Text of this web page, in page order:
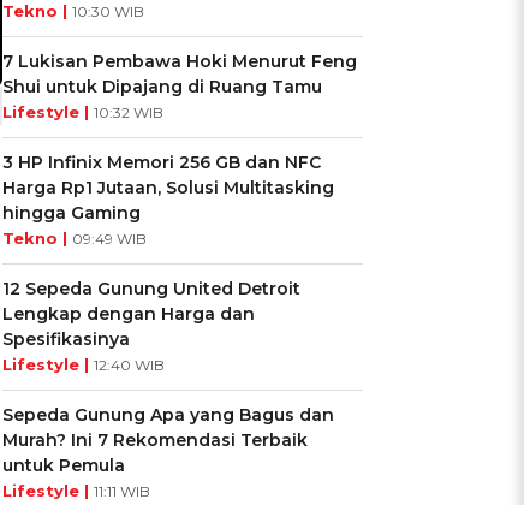
Tekno | 10:30 WIB
7 Lukisan Pembawa Hoki Menurut Feng
Shui untuk Dipajang di Ruang Tamu
Lifestyle | 10:32 WIB
3 HP Infinix Memori 256 GB dan NFC
Harga Rp1 Jutaan, Solusi Multitasking
hingga Gaming
Tekno | 09:49 WIB
12 Sepeda Gunung United Detroit
Lengkap dengan Harga dan
Spesifikasinya
Lifestyle | 12:40 WIB
Sepeda Gunung Apa yang Bagus dan
Murah? Ini 7 Rekomendasi Terbaik
untuk Pemula
Lifestyle | 11:11 WIB